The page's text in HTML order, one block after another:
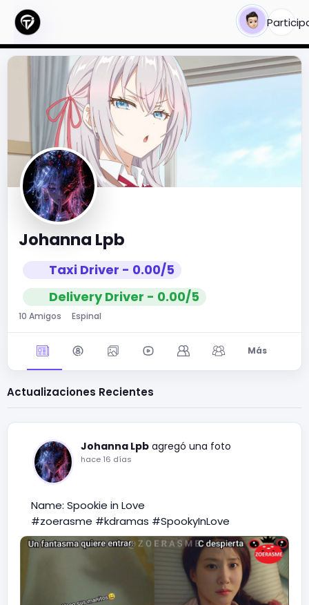
Johanna Lpb
Taxi Driver - 0.00/5
Delivery Driver - 0.00/5
10 Amigos Espinal
Más
Actualizaciones Recientes
Johanna Lpb agregó una foto
hace 16 días
Name: Spookie in Love
#zoerasme #kdramas #SpookyInLove